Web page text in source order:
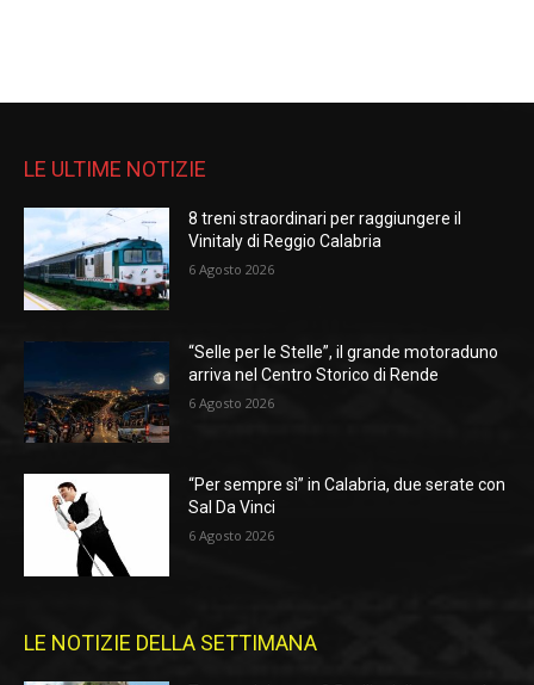
LE ULTIME NOTIZIE
8 treni straordinari per raggiungere il
Vinitaly di Reggio Calabria
6 Agosto 2026
“Selle per le Stelle”, il grande motoraduno
arriva nel Centro Storico di Rende
6 Agosto 2026
“Per sempre sì” in Calabria, due serate con
Sal Da Vinci
6 Agosto 2026
LE NOTIZIE DELLA SETTIMANA